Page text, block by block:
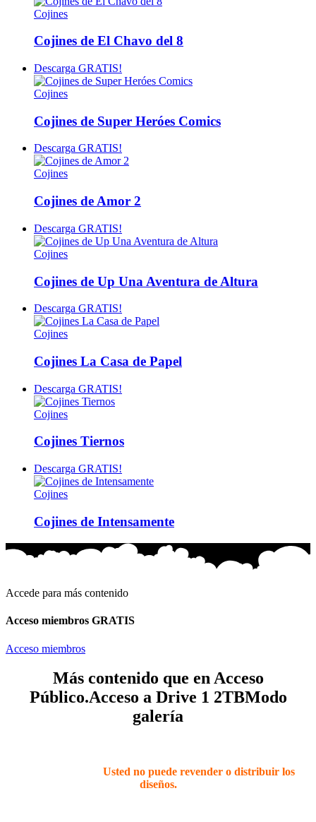
Cojines
Cojines de El Chavo del 8
Descarga GRATIS!
Cojines
Cojines de Super Heróes Comics
Descarga GRATIS!
Cojines
Cojines de Amor 2
Descarga GRATIS!
Cojines
Cojines de Up Una Aventura de Altura
Descarga GRATIS!
Cojines
Cojines La Casa de Papel
Descarga GRATIS!
Cojines
Cojines Tiernos
Descarga GRATIS!
Cojines
Cojines de Intensamente
Accede para más contenido
Acceso miembros GRATIS
Acceso miembros
Más contenido que en Acceso
Público.Acceso a Drive 1 2TBModo
galería
Usted no puede revender o distribuir los
diseños.